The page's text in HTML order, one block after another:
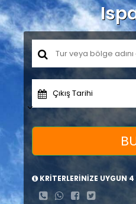
Çıkış Tarihi
KRİTERLERİNİZE UYGUN